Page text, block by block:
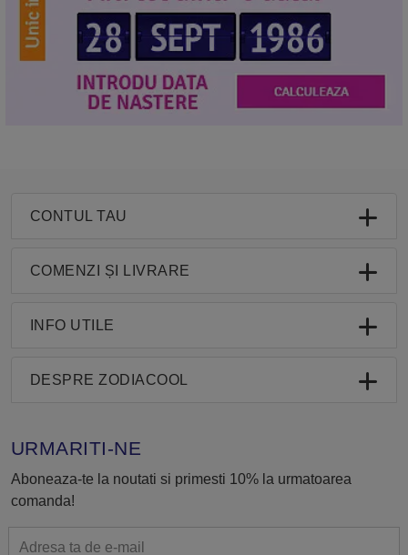
CONTUL TAU
COMENZI ȘI LIVRARE
INFO UTILE
DESPRE ZODIACOOL
URMARITI-NE
Aboneaza-te la noutati si primesti 10% la urmatoarea
comanda!